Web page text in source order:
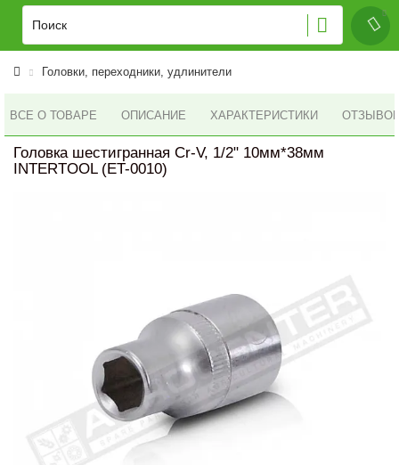
Головки, переходники, удлинители
ВСЕ О ТОВАРЕ ОПИСАНИЕ ХАРАКТЕРИСТИКИ ОТЗЫВОВ
Головка шестигранная Cr-V, 1/2" 10мм*38мм
INTERTOOL (ET-0010)